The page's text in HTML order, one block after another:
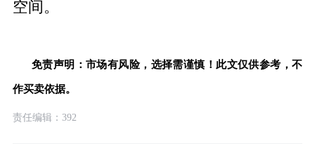
空间。
免责声明：市场有风险，选择需谨慎！此文仅供参考，不
作买卖依据。
责任编辑：392